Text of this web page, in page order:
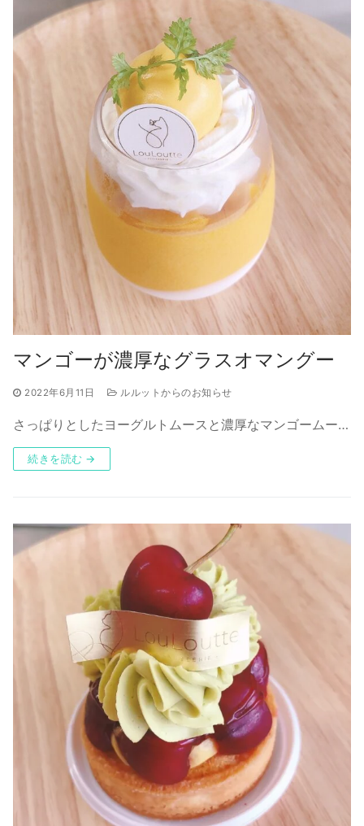
マンゴーが濃厚なグラスオマングー
2022年6月11日 ルルットからのお知らせ
さっぱりとしたヨーグルトムースと濃厚なマンゴームー…
続きを読む →